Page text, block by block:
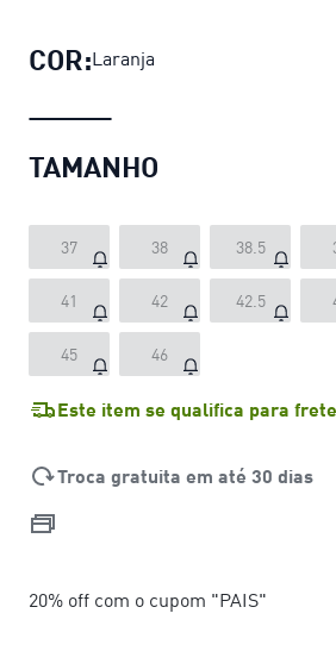
COR:Laranja
TAMANHO
37 38 38.5
41 42 42.5
45 46
Este item se qualifica para
Troca gratuita em até 30 dias
20% off com o cupom "PAIS"